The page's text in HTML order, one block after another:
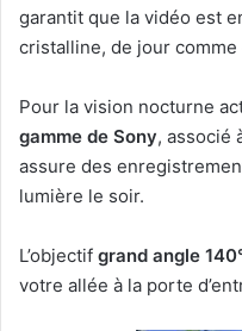
garantit que la vidéo est
cristalline, de jour comme
Pour la vision nocturne
gamme de Sony, associé
assure des
lumière le soir.
L’objectif grand angle
votre allée à la porte